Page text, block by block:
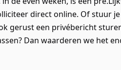
direct online. Of stuur
gerust een privébericht
Dan waarderen we het